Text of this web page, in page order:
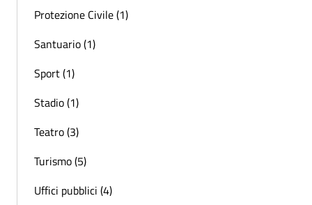
Protezione Civile (1)
Santuario (1)
Sport (1)
Stadio (1)
Teatro (3)
Turismo (5)
Uffici pubblici (4)